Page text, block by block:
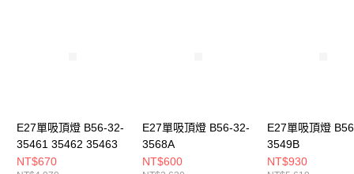
E27單吸頂燈 B56-32-
35461 35462 35463
NT$670
E27單吸頂燈 B56-32-
3568A
NT$600
E27單吸頂燈
3549B
NT$930